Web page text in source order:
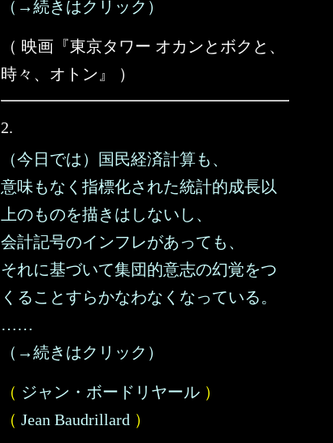
（→続きはクリック）
（ 映画『東京タワー オカンとボクと、
時々、オトン』 ）
2.
（今日では）国民経済計算も、
意味もなく指標化された統計的成長以
上のものを描きはしないし、
会計記号のインフレがあっても、
それに基づいて集団的意志の幻覚をつ
くることすらかなわなくなっている。
……
（→続きはクリック）
（ ジャン・ボードリヤール ）
（ Jean Baudrillard ）